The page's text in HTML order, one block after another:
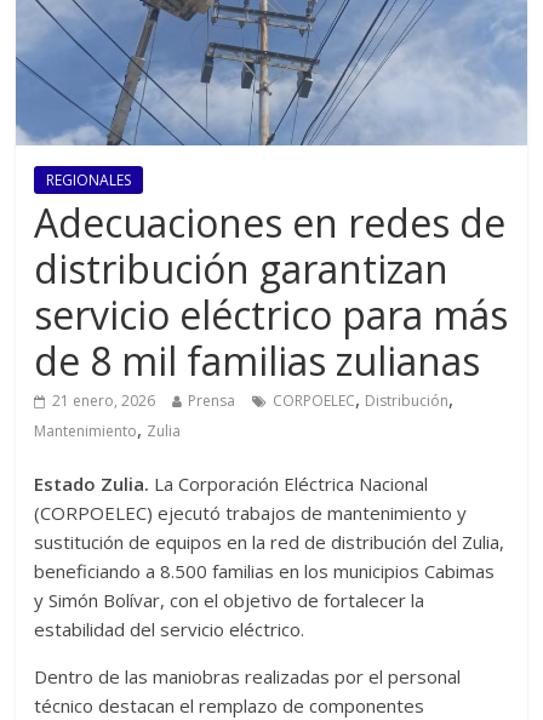
REGIONALES
Adecuaciones en redes de
distribución garantizan
servicio eléctrico para más
de 8 mil familias zulianas
21 enero, 2026 Prensa CORPOELEC, Distribución,
Mantenimiento, Zulia
Estado Zulia. La Corporación Eléctrica Nacional
(CORPOELEC) ejecutó trabajos de mantenimiento y
sustitución de equipos en la red de distribución del Zulia,
beneficiando a 8.500 familias en los municipios Cabimas
y Simón Bolívar, con el objetivo de fortalecer la
estabilidad del servicio eléctrico.
Dentro de las maniobras realizadas por el personal
técnico destacan el remplazo de componentes